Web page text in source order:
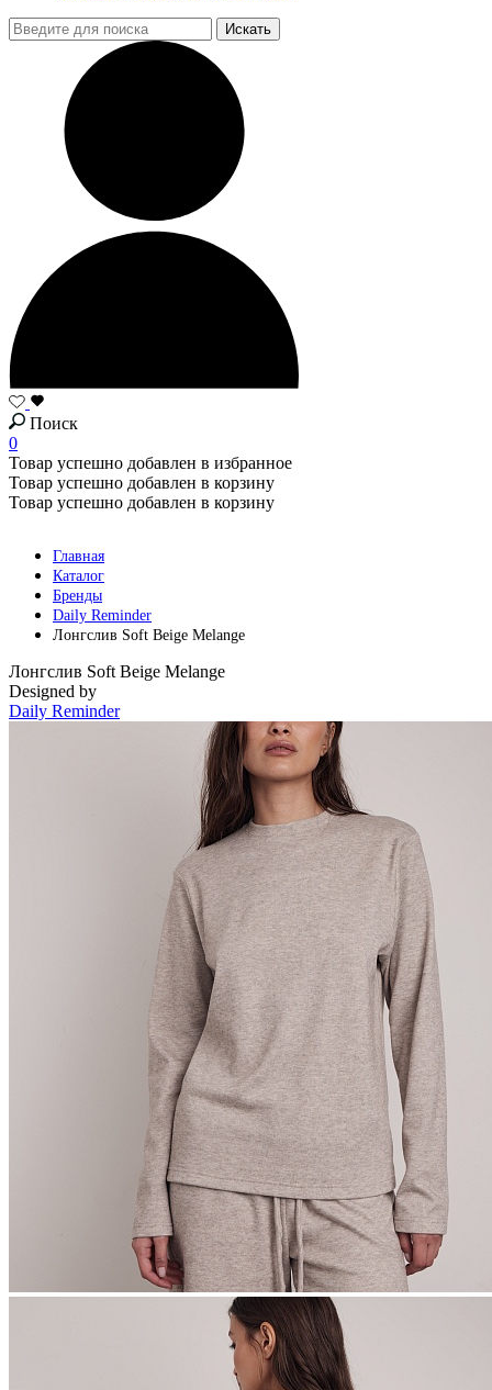
Поиск
0
Товар успешно добавлен в избранное
Товар успешно добавлен в корзину
Товар успешно добавлен в корзину
Главная
Каталог
Бренды
Daily Reminder
Лонгслив Soft Beige Melange
Лонгслив Soft Beige Melange
Designed by
Daily Reminder